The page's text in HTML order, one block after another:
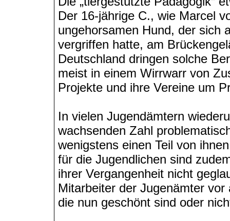
Der 16-jährige C., wie Marcel
ungehorsamen Hund, der sich
vergriffen hatte, am
Deutschland dringen solche
meist in einem Wirrwarr von
Projekte und ihre Vereine um
In vielen Jugendämtern
wachsenden Zahl
wenigstens einen Teil von
für die Jugendlichen sind
ihrer Vergangenheit nicht
Mitarbeiter der Jugenämter
die nun geschönt sind oder